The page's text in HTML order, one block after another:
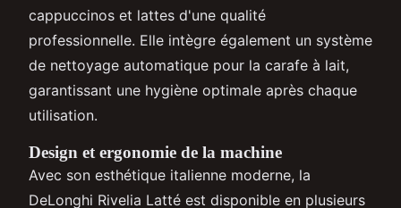
cappuccinos et lattes d'une qualité
professionnelle. Elle intègre également un système
de nettoyage automatique pour la carafe à lait,
garantissant une hygiène optimale après chaque
utilisation.
Design et ergonomie de la machine
Avec son esthétique italienne moderne, la
DeLonghi Rivelia Latté est disponible en plusieurs